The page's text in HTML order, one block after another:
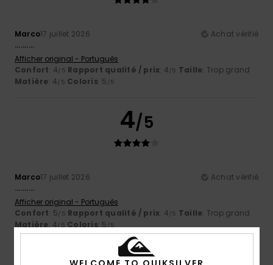
Marco17 juillet 2026
Achat vérifié
..........
Afficher original - Português
Confort: 4/5 Rapport qualité / prix: 4/5 Taille: Trop grand
Matière: 4/5 Coloris: 5 /5
4/5
Marco17 juillet 2026
Achat vérifié
..........
Afficher original - Português
Confort: 5/5 Rapport qualité / prix: 4/5 Taille: Trop grand
Matière: 4/5 Coloris: 5 /5